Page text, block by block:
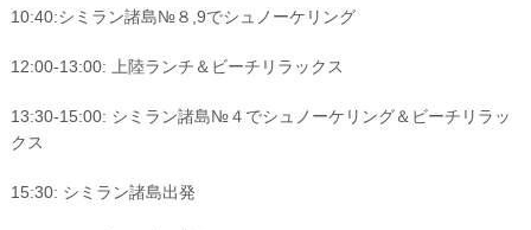
10:40:シミラン諸島№８,9でシュノーケリング
12:00-13:00: 上陸ランチ＆ビーチリラックス
13:30-15:00: シミラン諸島№４でシュノーケリング＆ビーチリラッ
クス
15:30: シミラン諸島出発